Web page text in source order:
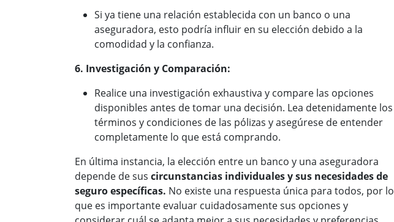
Si ya tiene una relación establecida con un banco o una
aseguradora, esto podría influir en su elección debido a la
comodidad y la confianza.
6. Investigación y Comparación:
Realice una investigación exhaustiva y compare las opciones
disponibles antes de tomar una decisión. Lea detenidamente los
términos y condiciones de las pólizas y asegúrese de entender
completamente lo que está comprando.
En última instancia, la elección entre un banco y una aseguradora
depende de sus circunstancias individuales y sus necesidades de
seguro específicas. No existe una respuesta única para todos, por lo
que es importante evaluar cuidadosamente sus opciones y